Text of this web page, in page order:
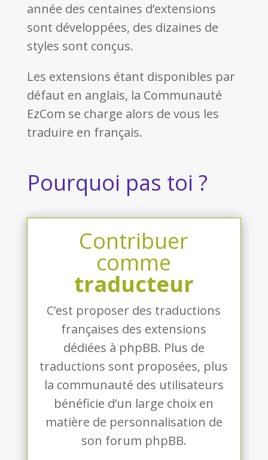
année des centaines d’extensions
sont développées, des dizaines de
styles sont conçus.
Les extensions étant disponibles par
défaut en anglais, la Communauté
EzCom se charge alors de vous les
traduire en français.
Pourquoi pas toi ?
Contribuer
comme
traducteur
C’est proposer des traductions
françaises des extensions
dédiées à phpBB. Plus de
traductions sont proposées, plus
la communauté des utilisateurs
bénéficie d’un large choix en
matière de personnalisation de
son forum phpBB.